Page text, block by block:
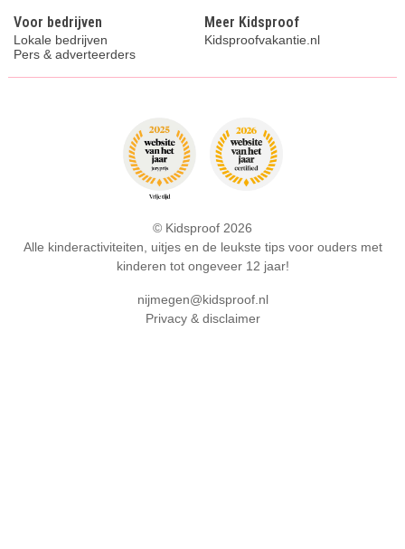
Voor bedrijven
Lokale bedrijven
Pers & adverteerders
Meer Kidsproof
Kidsproofvakantie.nl
© Kidsproof 2026
Alle kinderactiviteiten, uitjes en de leukste tips voor ouders met
kinderen tot ongeveer 12 jaar!
nijmegen@kidsproof.nl
Privacy & disclaimer